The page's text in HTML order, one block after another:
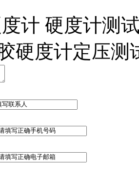
计 硬度计测
硬度计定压测